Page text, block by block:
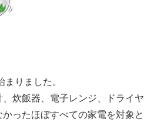
りました。
炊飯器、電子レンジ、ドライヤ
ったほぼすべての家電を対象と